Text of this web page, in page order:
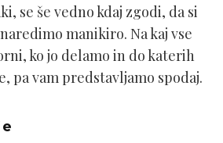
se še vedno kdaj zgodi, da si
manikiro. Na kaj vse
ko jo delamo in do katerih
pa vam predstavljamo spodaj.